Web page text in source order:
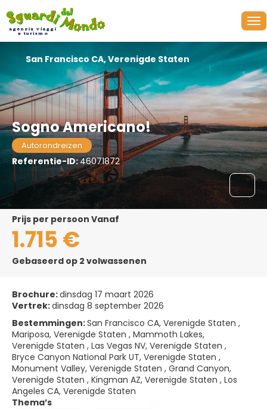
Sogno Americano!
Autorondreizen
Referentie-ID: 46071872
San Francisco CA, Verenigde Staten
prijs per persoon Vanaf
1.715 €
Gebaseerd op 2 volwassenen
Brochure:dinsdag 17 maart 2026
Vertrek:dinsdag 8 september 2026
Bestemmingen:San Francisco CA, Verenigde Staten ,
Mariposa, Verenigde Staten , Mammoth Lakes,
Verenigde Staten , Las Vegas NV, Verenigde Staten ,
Bryce Canyon National Park UT, Verenigde Staten ,
Monument Valley, Verenigde Staten , Grand Canyon,
Verenigde Staten , Kingman AZ, Verenigde Staten , Los
Angeles CA, Verenigde Staten
Thema’s